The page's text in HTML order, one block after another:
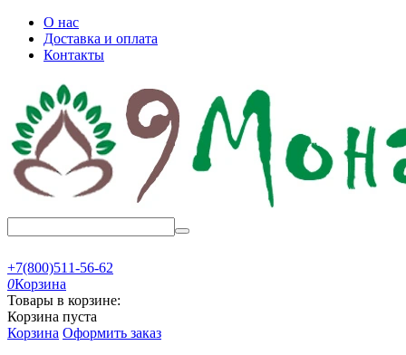
О нас
Доставка и оплата
Контакты
+7(800)511-56-62
0Корзина
Товары в корзине:
Корзина пуста
Корзина Оформить заказ